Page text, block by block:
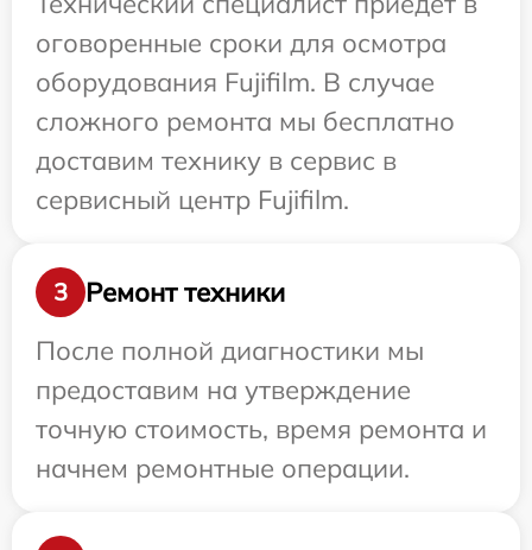
оговоренные сроки для осмотра
оборудования Fujifilm. В случае
сложного ремонта мы бесплатно
доставим технику в сервис в
сервисный центр Fujifilm.
3
Ремонт техники
После полной диагностики мы
предоставим на утверждение
точную стоимость, время ремонта и
начнем ремонтные операции.